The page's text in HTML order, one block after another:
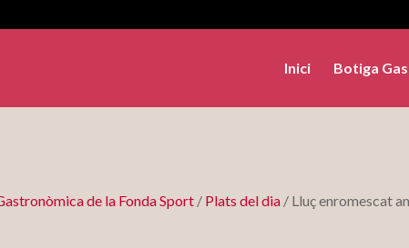
Inici Botiga
de la Fonda Sport / Plats del dia / Lluç enromescat